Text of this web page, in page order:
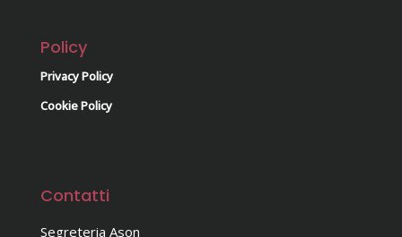
Policy
Privacy Policy
Cookie Policy
Contatti
Segreteria Ason